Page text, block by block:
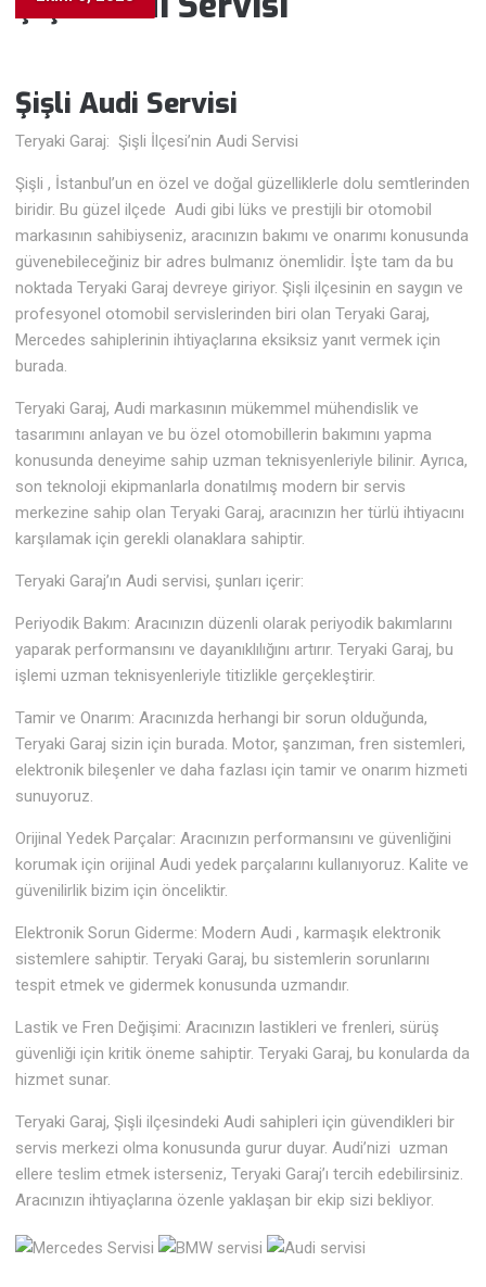
Şişli Audi Servisi
Teryaki Garaj: Şişli İlçesi’nin Audi Servisi
Şişli , İstanbul’un en özel ve doğal güzelliklerle dolu semtlerinden
biridir. Bu güzel ilçede Audi gibi lüks ve prestijli bir otomobil
markasının sahibiyseniz, aracınızın bakımı ve onarımı konusunda
güvenebileceğiniz bir adres bulmanız önemlidir. İşte tam da bu
noktada Teryaki Garaj devreye giriyor. Şişli ilçesinin en saygın ve
profesyonel otomobil servislerinden biri olan Teryaki Garaj,
Mercedes sahiplerinin ihtiyaçlarına eksiksiz yanıt vermek için
burada.
Teryaki Garaj, Audi markasının mükemmel mühendislik ve
tasarımını anlayan ve bu özel otomobillerin bakımını yapma
konusunda deneyime sahip uzman teknisyenleriyle bilinir. Ayrıca,
son teknoloji ekipmanlarla donatılmış modern bir servis
merkezine sahip olan Teryaki Garaj, aracınızın her türlü ihtiyacını
karşılamak için gerekli olanaklara sahiptir.
Teryaki Garaj’ın Audi servisi, şunları içerir:
Periyodik Bakım: Aracınızın düzenli olarak periyodik bakımlarını
yaparak performansını ve dayanıklılığını artırır. Teryaki Garaj, bu
işlemi uzman teknisyenleriyle titizlikle gerçekleştirir.
Tamir ve Onarım: Aracınızda herhangi bir sorun olduğunda,
Teryaki Garaj sizin için burada. Motor, şanzıman, fren sistemleri,
elektronik bileşenler ve daha fazlası için tamir ve onarım hizmeti
sunuyoruz.
Orijinal Yedek Parçalar: Aracınızın performansını ve güvenliğini
korumak için orijinal Audi yedek parçalarını kullanıyoruz. Kalite ve
güvenilirlik bizim için önceliktir.
Elektronik Sorun Giderme: Modern Audi , karmaşık elektronik
sistemlere sahiptir. Teryaki Garaj, bu sistemlerin sorunlarını
tespit etmek ve gidermek konusunda uzmandır.
Lastik ve Fren Değişimi: Aracınızın lastikleri ve frenleri, sürüş
güvenliği için kritik öneme sahiptir. Teryaki Garaj, bu konularda da
hizmet sunar.
Teryaki Garaj, Şişli ilçesindeki Audi sahipleri için güvendikleri bir
servis merkezi olma konusunda gurur duyar. Audi’nizi uzman
ellere teslim etmek isterseniz, Teryaki Garaj’ı tercih edebilirsiniz.
Aracınızın ihtiyaçlarına özenle yaklaşan bir ekip sizi bekliyor.